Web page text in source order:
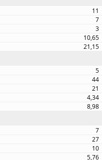
11
7
3
10,65
21,15
5
44
21
4,34
8,98
7
27
10
5,76